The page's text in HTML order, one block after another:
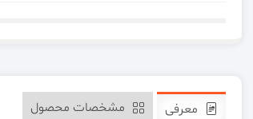
معرفی مشخصات محصول